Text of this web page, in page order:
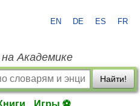
EN DE ES FR
Академике
Найти!
Игры ⚽